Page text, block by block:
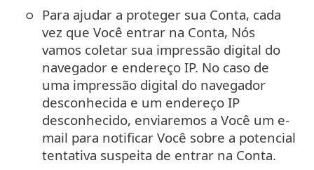
Para ajudar a proteger sua Conta, cada
vez que Você entrar na Conta, Nós
vamos coletar sua impressão digital do
navegador e endereço IP. No caso de
uma impressão digital do navegador
desconhecida e um endereço IP
desconhecido, enviaremos a Você um e-
mail para notificar Você sobre a potencial
tentativa suspeita de entrar na Conta.